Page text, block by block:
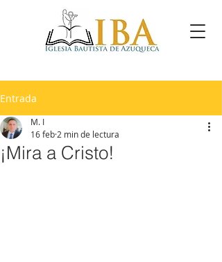
Entrada
¡Mira a Cristo!
M. I
16 feb 2 min de lectura